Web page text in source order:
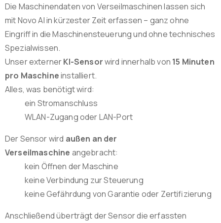
Die Maschinendaten von Verseilmaschinen lassen sich
mit Novo AI in kürzester Zeit erfassen – ganz ohne
Eingriff in die Maschinensteuerung und ohne technisches
Spezialwissen.
Unser externerKI-Sensorwird innerhalb von 15 Minuten
pro Maschineinstalliert.
Alles, was benötigt wird:
ein Stromanschluss
WLAN-Zugang oder LAN-Port
Der Sensor wird außen an der
Verseilmaschine angebracht:
kein Öffnen der Maschine
keine Verbindung zur Steuerung
keine Gefährdung von Garantie oder Zertifizierung
Anschließend überträgt der Sensor die erfassten